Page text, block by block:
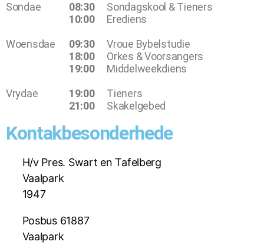
Sondae
Woensdae
Vrydae
08:30
10:00
09:30
18:00
19:00
19:00
21:00
Sondagskool & Tieners
Erediens
Vroue Bybelstudie
Orkes & Voorsangers
Middelweekdiens
Tieners
Skakelgebed
Kontakbesonderhede
H/v Pres. Swart en Tafelberg
Vaalpark
1947
Posbus 61887
Vaalpark